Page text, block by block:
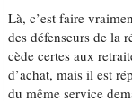
Là, c’est faire
des défenseurs de la
cède certes aux
d’achat, mais il est
du même service